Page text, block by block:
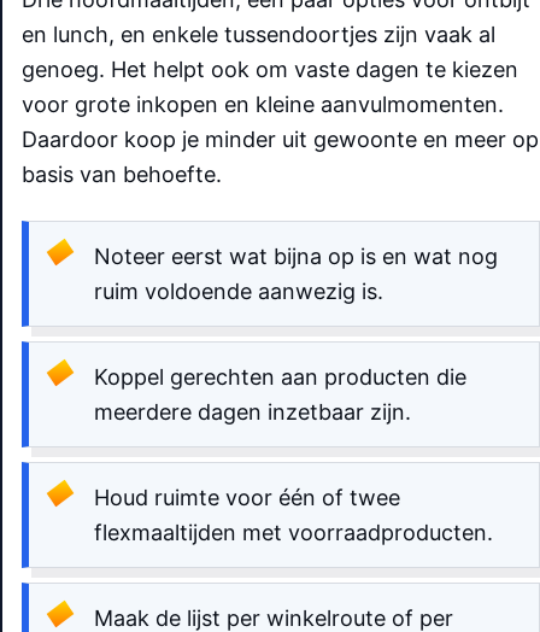
en lunch, en enkele tussendoortjes zijn vaak al
genoeg. Het helpt ook om vaste dagen te kiezen
voor grote inkopen en kleine aanvulmomenten.
Daardoor koop je minder uit gewoonte en meer op
basis van behoefte.
Noteer eerst wat bijna op is en wat nog
ruim voldoende aanwezig is.
Koppel gerechten aan producten die
meerdere dagen inzetbaar zijn.
Houd ruimte voor één of twee
flexmaaltijden met voorraadproducten.
Maak de lijst per winkelroute of per